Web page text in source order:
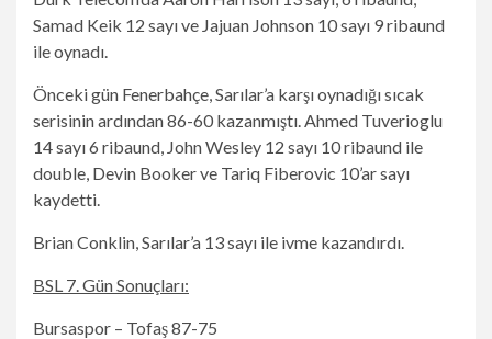
Samad Keik 12 sayı ve Jajuan Johnson 10 sayı 9 ribaund
ile oynadı.
Önceki gün Fenerbahçe, Sarılar’a karşı oynadığı sıcak
serisinin ardından 86-60 kazanmıştı. Ahmed Tuverioglu
14 sayı 6 ribaund, John Wesley 12 sayı 10 ribaund ile
double, Devin Booker ve Tariq Fiberovic 10’ar sayı
kaydetti.
Brian Conklin, Sarılar’a 13 sayı ile ivme kazandırdı.
BSL 7. Gün Sonuçları:
Bursaspor – Tofaş 87-75